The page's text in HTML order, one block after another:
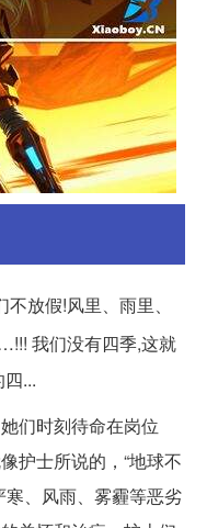
放假!风里、雨里、
我们没有四季,这就
...
们时刻待命在岗位
护士所说的，“地球不
、风雨、雾霾等恶劣